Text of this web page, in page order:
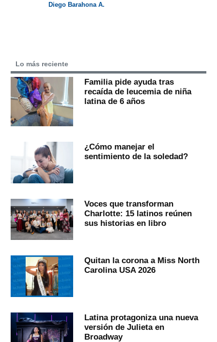
Diego Barahona A.
Lo más reciente
Familia pide ayuda tras
recaída de leucemia de niña
latina de 6 años
¿Cómo manejar el
sentimiento de la soledad?
Voces que transforman
Charlotte: 15 latinos reúnen
sus historias en libro
Quitan la corona a Miss North
Carolina USA 2026
Latina protagoniza una nueva
versión de Julieta en
Broadway